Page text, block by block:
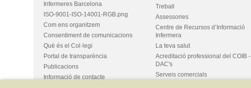
Infermeres Barcelona
ISO-9001-ISO-14001-RGB.png
Com ens organitzem
Consentiment de comunicacions
Què és el Col·legi
Portal de transparència
Publicacions
Informació de contacte
Treball
Assessories
Centre de Recursos d’Informació
Infermera
La teva salut
Acreditació professional del COIB -
DAC's
Serveis comercials